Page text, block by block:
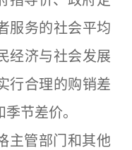
服务的社会平均
经济与社会发展
行合理的购销差
节差价。
主管部门和其他